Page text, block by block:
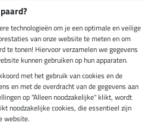
technologieën om je een optimale en veilige
van onze website te meten en om
te tonen! Hiervoor verzamelen we gegevens
kunnen gebruiken op hun apparaten.
met het gebruik van cookies en de
en met de overdracht van de gegevens aan
op "Alleen noodzakelijke" klikt, wordt
noodzakelijke cookies, die essentieel zijn
website.